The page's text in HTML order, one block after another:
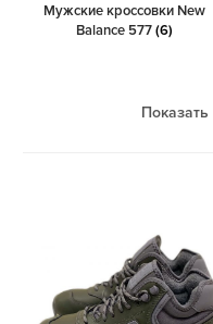
Мужские кроссовки New
Balance 577(6)
Показать